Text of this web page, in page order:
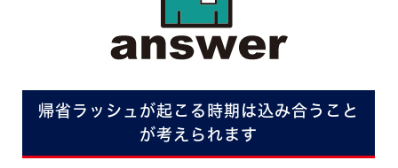
帰省ラッシュが起こる時期は込み合うこと
が考えられます